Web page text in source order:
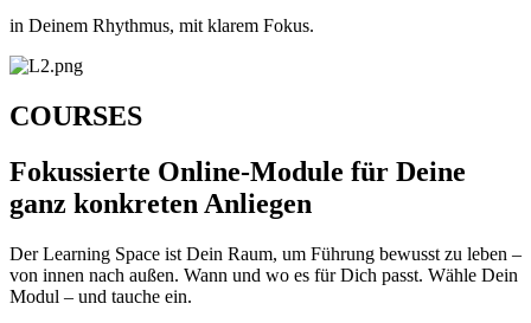
in Deinem Rhythmus, mit klarem Fokus.
COURSES
Fokussierte Online-Module für Deine
ganz konkreten Anliegen
Der Learning Space ist Dein Raum, um Führung bewusst zu leben –
von innen nach außen. Wann und wo es für Dich passt. Wähle Dein
Modul – und tauche ein.